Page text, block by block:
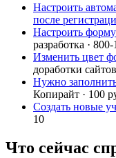
Настроить
после
Настроить
разработка ·
Изменить цвет
доработки
Нужно
Копирайт · 100
Создать новые
10
Что сейчас